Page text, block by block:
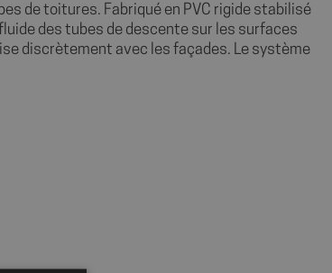
de toitures. Fabriqué en PVC rigide stabilisé
des tubes de descente sur les surfaces
discrètement avec les façades. Le système